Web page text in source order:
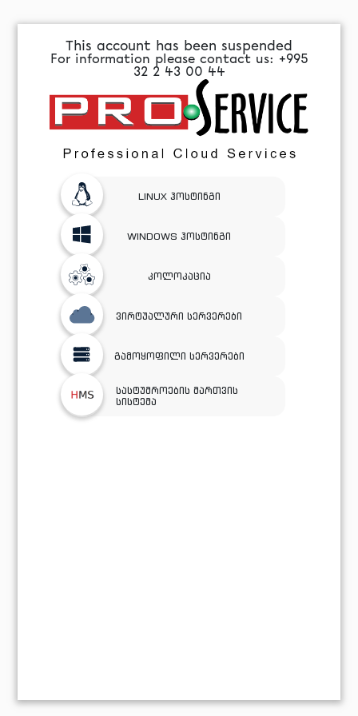
This account has been suspended
For information please contact us: +995
32 2 43 00 44
LINUX ჰოსტინგი
WINDOWS ჰოსტინგი
კოლოკაცია
ვირტუალური სერვერები
გამოყოფილი სერვერები
სასტუმროების მართვის
სისტემა